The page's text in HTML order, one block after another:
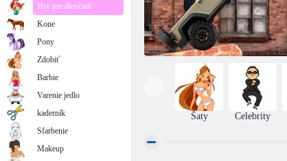
Šaty Celebrity
Hry pre dievčatá
Kone
Pony
Zdobiť
Barbie
Varenie jedlo
kaderník
Sfarbenie
Makeup